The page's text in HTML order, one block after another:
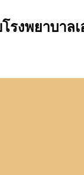
รงพยาบาล